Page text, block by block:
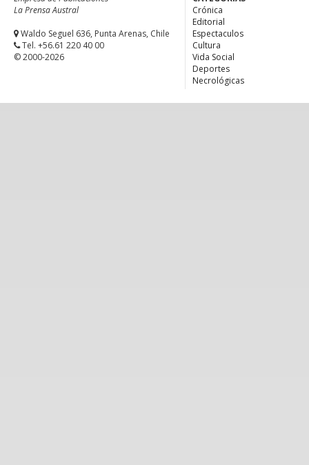
La Prensa Austral
Waldo Seguel 636, Punta Arenas, Chile
Tel. +56.61 220 40 00
© 2000-2026
Crónica
Editorial
Espectaculos
Cultura
Vida Social
Deportes
Necrológicas